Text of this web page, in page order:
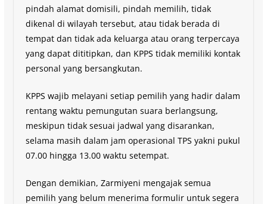
pindah alamat domisili, pindah memilih, tidak
dikenal di wilayah tersebut, atau tidak berada di
tempat dan tidak ada keluarga atau orang terpercaya
yang dapat dititipkan, dan KPPS tidak memiliki kontak
personal yang bersangkutan.
KPPS wajib melayani setiap pemilih yang hadir dalam
rentang waktu pemungutan suara berlangsung,
meskipun tidak sesuai jadwal yang disarankan,
selama masih dalam jam operasional TPS yakni pukul
07.00 hingga 13.00 waktu setempat.
Dengan demikian, Zarmiyeni mengajak semua
pemilih yang belum menerima formulir untuk segera